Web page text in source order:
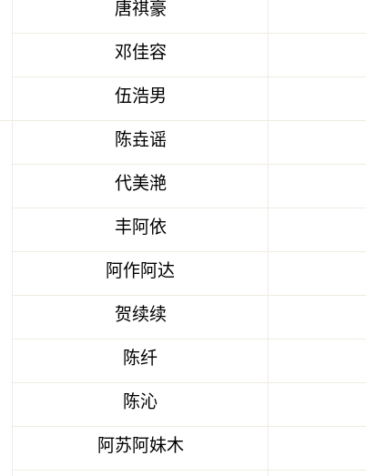
唐祺豪
邓佳容
伍浩男
陈垚谣
代美滟
丰阿依
阿作阿达
贺续续
陈纤
陈沁
阿苏阿妹木